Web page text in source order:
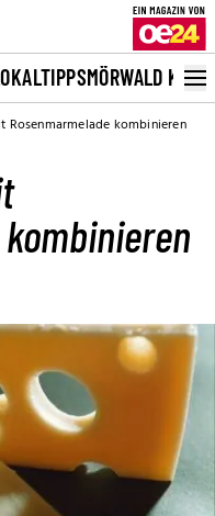
MÖRWALD
Rosenmarmelade kombinieren